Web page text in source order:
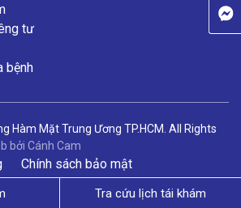
Tra cứu lịch tái khám
tư
bệnh
Hàm Mặt Trung Ương TP.HCM. All Rights
bởi Cánh Cam
Chính sách bảo mật